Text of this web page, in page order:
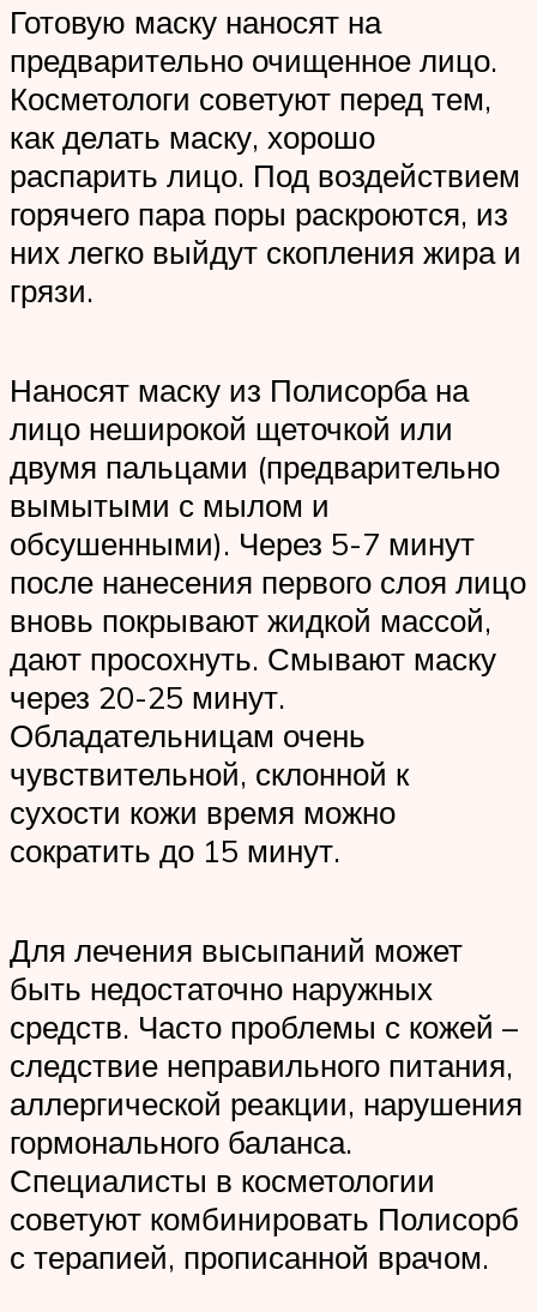
Готовую маску наносят на
предварительно очищенное лицо.
Косметологи советуют перед тем,
как делать маску, хорошо
распарить лицо. Под воздействием
горячего пара поры раскроются, из
них легко выйдут скопления жира и
грязи.
Наносят маску из Полисорба на
лицо неширокой щеточкой или
двумя пальцами (предварительно
вымытыми с мылом и
обсушенными). Через 5-7 минут
после нанесения первого слоя лицо
вновь покрывают жидкой массой,
дают просохнуть. Смывают маску
через 20-25 минут.
Обладательницам очень
чувствительной, склонной к
сухости кожи время можно
сократить до 15 минут.
Для лечения высыпаний может
быть недостаточно наружных
средств. Часто проблемы с кожей –
следствие неправильного питания,
аллергической реакции, нарушения
гормонального баланса.
Специалисты в косметологии
советуют комбинировать Полисорб
с терапией, прописанной врачом.